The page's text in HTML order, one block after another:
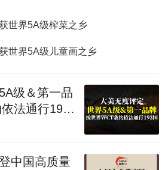
世界5A级榨菜之乡
世界5A级儿童画之乡
级＆第一品
法通行193
中国高质量